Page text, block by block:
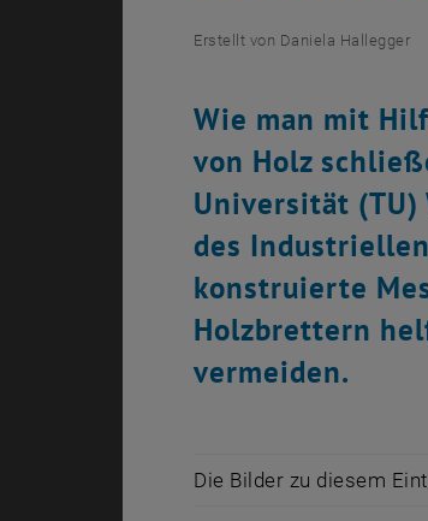
Erstellt von Daniela Hallegger
Wie man mit
von Holz
Universität (TU)
des
konstruierte
Holzbrettern
vermeiden.
Die Bilder zu diesem